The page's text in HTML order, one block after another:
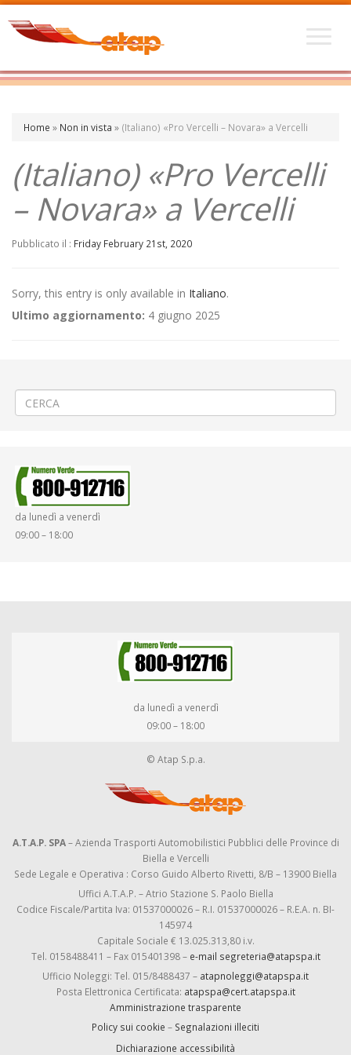
Home » Non in vista » (Italiano) «Pro Vercelli – Novara» a Vercelli
(Italiano) «Pro Vercelli
– Novara» a Vercelli
Pubblicato il : Friday February 21st, 2020
Sorry, this entry is only available in Italiano.
Ultimo aggiornamento: 4 giugno 2025
da lunedì a venerdì
09:00 – 18:00
da lunedì a venerdì
09:00 – 18:00
© Atap S.p.a.
A.T.A.P. SPA– Azienda Trasporti Automobilistici Pubblici delle Province di
Biella e Vercelli
Sede Legale e Operativa : Corso Guido Alberto Rivetti, 8/B – 13900 Biella
Uffici A.T.A.P. – Atrio Stazione S. Paolo Biella
Codice Fiscale/Partita Iva: 01537000026 – R.I. 01537000026 – R.E.A. n. BI-
145974
Capitale Sociale € 13.025.313,80 i.v.
Tel. 0158488411 – Fax 015401398 – e-mail segreteria@atapspa.it
Ufficio Noleggi: Tel. 015/8488437 – atapnoleggi@atapspa.it
Posta Elettronica Certificata: atapspa@cert.atapspa.it
Amministrazione trasparente
Policy sui cookie – Segnalazioni illeciti
Dichiarazione accessibilità